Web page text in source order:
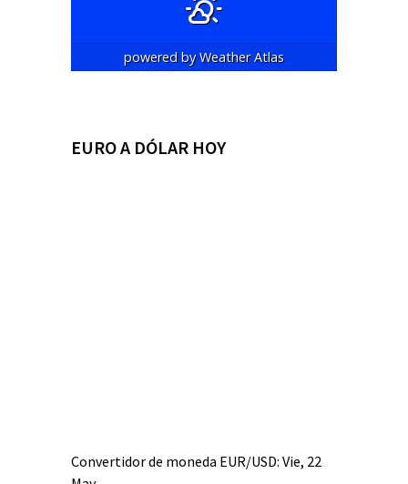
powered byWeather Atlas
EURO A DÓLAR HOY
Convertidor de moneda EUR/USD: Vie, 22